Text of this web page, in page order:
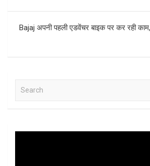
k
p
Bajaj अपनी पहली एडवेंचर बाइक पर कर रही
a